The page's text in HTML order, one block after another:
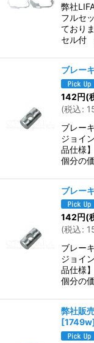
弊社
フルセ
ており
セル付
ブレー
142円(
(税込:
ブレー
ジョイ
品仕様
個分の
ブレー
142円(
(税込:
ブレー
ジョイ
品仕様
個分の
弊社販
[1749w